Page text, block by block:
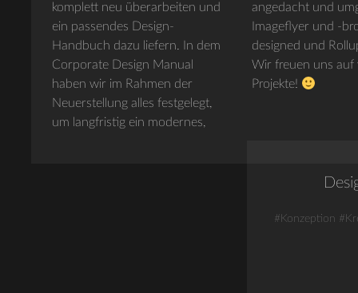
#Konzeption
komplett neu überarbeiten und
ein passendes Design-
Handbuch dazu liefern. In dem
Corporate Design Manual
haben wir im Rahmen der
Neuerstellung alles festgelegt,
um langfristig ein modernes,
angedacht und
Imageflyer und -
designed und
Wir freuen uns auf
Projekte!